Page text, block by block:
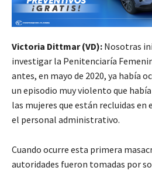
Victoria Dittmar (VD): Nosotras
investigar la Penitenciaría
antes, en mayo de 2020, ya había
un episodio muy violento que
las mujeres que están recluidas
el personal administrativo.
Cuando ocurre esta primera
autoridades fueron tomadas por